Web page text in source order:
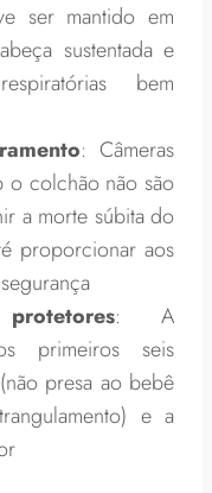
ser mantido em
sustentada e
bem
: Câmeras
o colchão não são
a morte súbita do
proporcionar aos
: A
primeiros seis
presa ao bebê
e a